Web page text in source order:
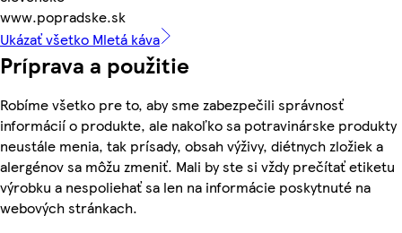
www.popradske.sk
Ukázať všetko Mletá káva
Príprava a použitie
Robíme všetko pre to, aby sme zabezpečili správnosť
informácií o produkte, ale nakoľko sa potravinárske produkty
neustále menia, tak prísady, obsah výživy, diétnych zložiek a
alergénov sa môžu zmeniť. Mali by ste si vždy prečítať etiketu
výrobku a nespoliehať sa len na informácie poskytnuté na
webových stránkach.